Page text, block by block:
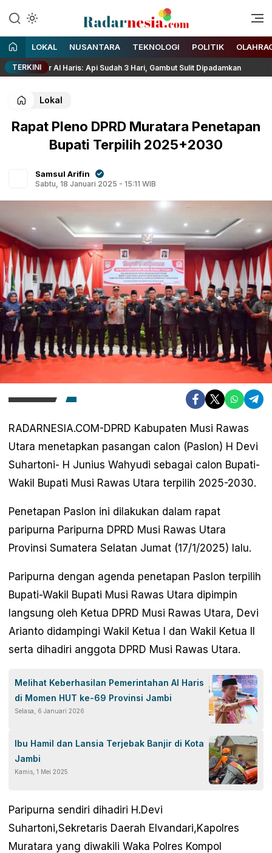
Radarnesia
Enak Dibaca
LOKAL NUSANTARA TEKNOLOGI POLITIK
TERKINI
Al Haris: Api Sudah 3 Hari, Gambut Sulit Dipadamkan
Lokal
Rapat Pleno DPRD Muratara Penetapan
Bupati Terpilih 2025+2030
Samsul Arifin
Sabtu, 18 Januari 2025 - 15:11 WIB
RADARNESIA.COM-DPRD Kabupaten Musi Rawas
Utara menetapkan pasangan calon (Paslon) H Devi
Suhartoni- H Junius Wahyudi sebagai calon Bupati-
Wakil Bupati Musi Rawas Utara terpilih 2025-2030.
Penetapan Paslon ini dilakukan dalam rapat
paripurna Paripurna DPRD Musi Rawas Utara
Provinsi Sumatera Selatan Jumat (17/1/2025) lalu.
Paripurna dengan agenda penetapan Paslon terpilih
Bupati-Wakil Bupati Musi Rawas Utara dipimpin
langsung oleh Ketua DPRD Musi Rawas Utara, Devi
Arianto didampingi Wakil Ketua I dan Wakil Ketua II
serta dihadiri anggota DPRD Musi Rawas Utara.
Melihat Keberhasilan Pemerintahan Al Haris
di Momen HUT ke-69 Provinsi Jambi
Selasa, 6 Januari 2026
Ibu Hamil dan Lansia Terjebak Banjir di Kota
Jambi
Kamis, 1 Mei 2025
Paripurna sendiri dihadiri H.Devi
Suhartoni,Sekretaris Daerah Elvandari,Kapolres
Muratara yang diwakili Waka Polres Kompol